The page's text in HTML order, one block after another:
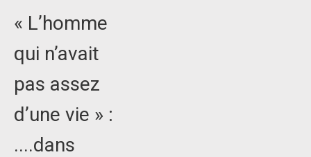
« L’homme
qui n’avait
pas assez
d’une vie » :
....dans